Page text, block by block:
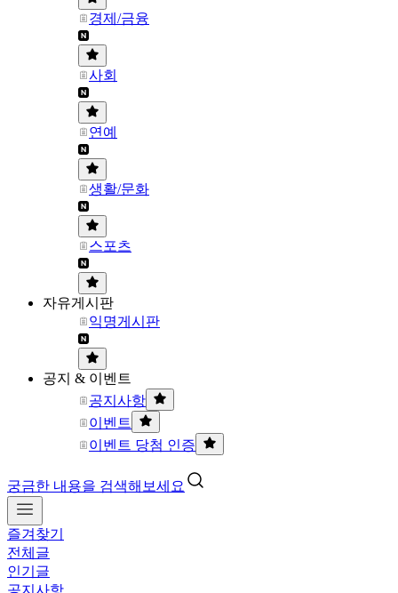
경제/금융
사회
연예
생활/문화
스포츠
자유게시판
익명게시판
공지 & 이벤트
공지사항
이벤트
이벤트 당첨 인증
궁금한 내용을 검색해보세요
즐겨찾기
전체글
인기글
공지사항